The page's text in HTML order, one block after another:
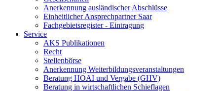
Anerkennung ausländischer Abschlüsse
Einheitlicher Ansprechpartner Saar
Fachgebietsregister - Eintragung
Service
AKS Publikationen
Recht
Stellenbörse
Anerkennung Weiterbildungsveranstaltungen
Beratung HOAI und Vergabe (GHV)
Beratung in wirtschaftlichen Schieflagen